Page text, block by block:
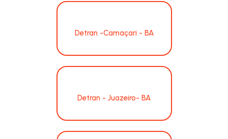
Detran -Camaçari - BA
Detran - Juazeiro- BA